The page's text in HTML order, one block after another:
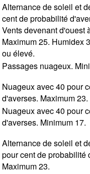
Alternance de soleil et
cent de probabilité
Vents devenant d'ouest
Maximum 25. Humidex
ou élevé.
Passages nuageux.
Nuageux avec 40 pour
d'averses. Maximum 23.
Nuageux avec 40 pour
d'averses. Minimum 17.
Alternance de soleil et
pour cent de probabilité
Maximum 23.